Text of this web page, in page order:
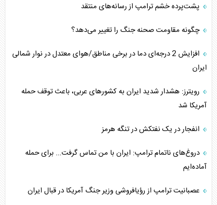
پشت‌پرده خشم ترامپ از رسانه‌های منتقد
چگونه مقاومت صحنه جنگ را تغییر می‌دهد؟
افزایش 2 درجه‌ای دما در برخی مناطق/هوای معتدل در نوار شمالی
ایران
رویترز: هشدار شدید ایران به کشورهای عربی، باعث توقف حمله
آمریکا شد
انفجار در یک نفتکش در تنگه هرمز
دروغ‌های ناتمام ترامپ: ایران با من تماس گرفت... برای حمله
آماده‌ایم
عصبانیت ترامپ از رؤیافروشی وزیر جنگ آمریکا در قبال ایران